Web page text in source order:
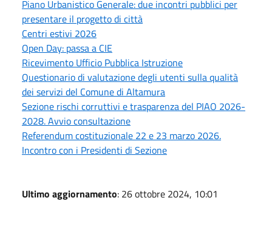
Piano Urbanistico Generale: due incontri pubblici per
presentare il progetto di città
Centri estivi 2026
Open Day: passa a CIE
Ricevimento Ufficio Pubblica Istruzione
Questionario di valutazione degli utenti sulla qualità
dei servizi del Comune di Altamura
Sezione rischi corruttivi e trasparenza del PIAO 2026-
2028. Avvio consultazione
Referendum costituzionale 22 e 23 marzo 2026.
Incontro con i Presidenti di Sezione
Ultimo aggiornamento: 26 ottobre 2024, 10:01